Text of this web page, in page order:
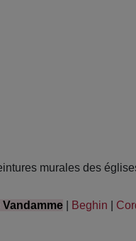
murales des
Vandamme Beghin